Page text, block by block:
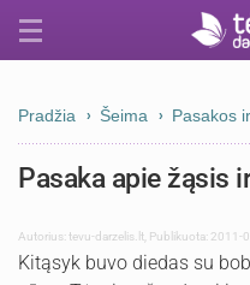
Pradžia Šeima Pasakos
Pasaka apie žąsis
Autorius:tevu-darzelis.lt Publikuota: 2011-
Kitąsyk buvo diedas su